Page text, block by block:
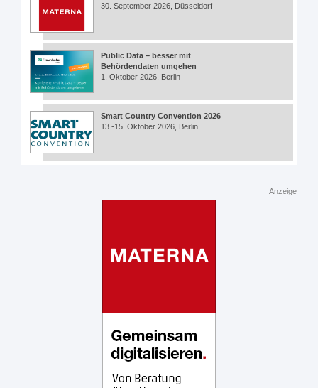
30. September 2026, Düsseldorf
Public Data – besser mit
Behördendaten umgehen
1. Oktober 2026, Berlin
Smart Country Convention 2026
13.-15. Oktober 2026, Berlin
Anzeige